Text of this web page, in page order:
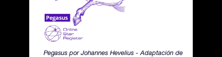
Pegasus por Johannes Hevelius - Adaptación de